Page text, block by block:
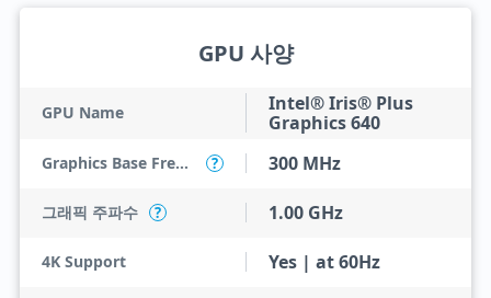
GPU 사양
GPU Name
Intel® Iris® Plus
Graphics 640
Graphics Base Frequency ? 300 MHz
그래픽 주파수 ? 1.00 GHz
4K Support Yes | at 60Hz